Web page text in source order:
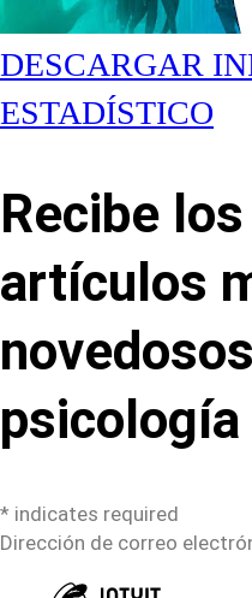
DESCARGAR
ESTADÍSTICO
Recibe
artículos
psicología
* indicates required
Dirección de correo